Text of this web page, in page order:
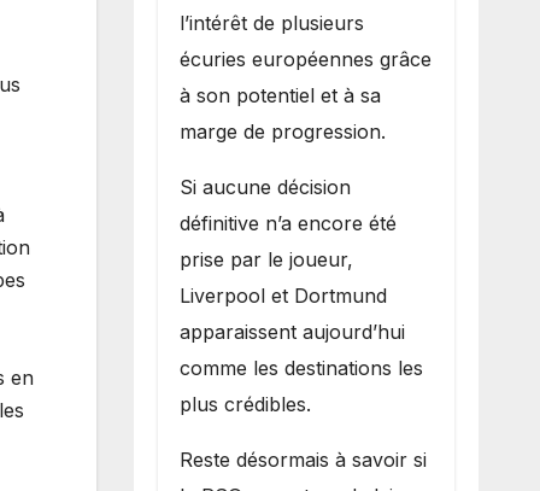
en
l’intérêt de plusieurs
écuries européennes grâce
à son potentiel et à sa
marge de progression.
Si aucune décision
définitive n’a encore été
prise par le joueur,
Liverpool et Dortmund
apparaissent aujourd’hui
comme les destinations les
plus crédibles.
Reste désormais à savoir si